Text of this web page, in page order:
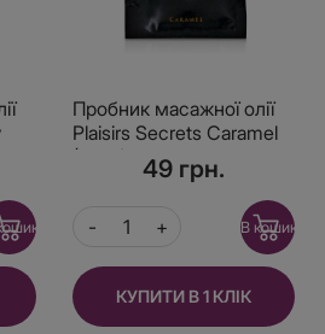
Пробник масажної олії
Plaisirs Secrets Caramel
(3 мл)
49 грн.
В кошик
КУПИТИ В 1 КЛІК